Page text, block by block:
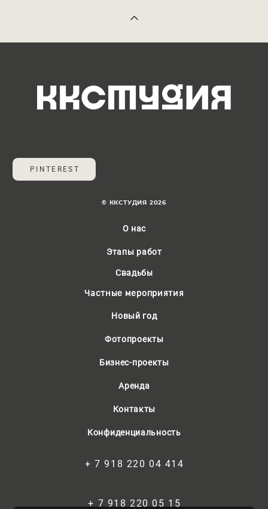
PINTEREST
© ККСТУДИЯ 2026
О нас
Этапы работ
Свадьбы
Частные мероприятия
Новый год
Фотопроекты
Бизнес-проекты
Аренда
Контакты
Конфиденциальность
+ 7 918 220 04 414
+ 7 918 220 05 15